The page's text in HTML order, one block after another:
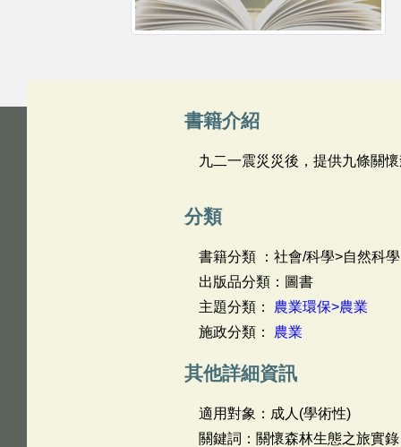
書籍介紹
九二一震災災後，提供九條關
分類
書籍分類 ：社會/科學>自然科學
出版品分類：圖書
主題分類： 農業環保>農業
施政分類： 農業
其他詳細資訊
適用對象：成人(學術性)
關鍵詞：關懷森林生態之旅實錄